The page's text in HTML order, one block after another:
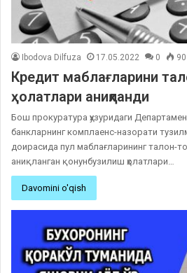
Ibodova Dilfuza 17.05.2022 0 90
Кредит маблағларини
ҳолатлари аниқланди
Бош прокуратура ҳузуридаги
банкларнинг комплаенс-назорати
доирасида пул маблағларининг талон-
аниқланган қонунбузилиш ҳолатлари…
Davomini o'qish